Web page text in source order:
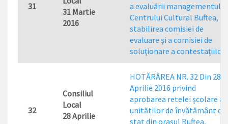
31
31 Martie
2016
a evaluării managementului
Centrului Cultural Buftea,
stabilirea comisiei de
evaluare şi a comisiei de
soluţionare a contestaţiilor
32
Consiliul
Local
28 Aprilie
HOTĂRÂREA NR. 32 Din 28
Aprilie 2016 privind
aprobarea retelei şcolare a
unitătilor de învătământ de
stat din oraşul Buftea,